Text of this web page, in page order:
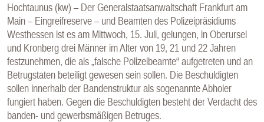
Hochtaunus (kw) – Der Generalstaatsanwaltschaft Frankfurt am
Main – Eingreifreserve – und Beamten des Polizeipräsidiums
Westhessen ist es am Mittwoch, 15. Juli, gelungen, in Oberursel
und Kronberg drei Männer im Alter von 19, 21 und 22 Jahren
festzunehmen, die als „falsche Polizeibeamte“ aufgetreten und an
Betrugstaten beteiligt gewesen sein sollen. Die Beschuldigten
sollen innerhalb der Bandenstruktur als sogenannte Abholer
fungiert haben. Gegen die Beschuldigten besteht der Verdacht des
banden- und gewerbsmäßigen Betruges.